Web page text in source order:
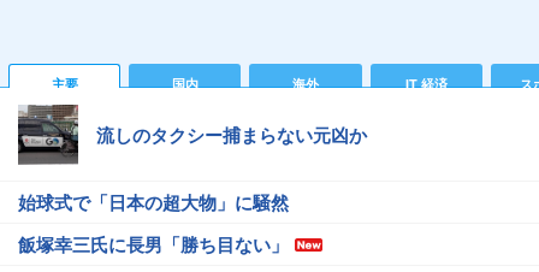
主要 国内 海外 IT 経済 ス
流しのタクシー捕まらない元凶か
始球式で「日本の超大物」に騒然
飯塚幸三氏に長男「勝ち目ない」